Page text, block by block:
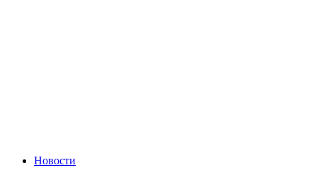
Новости